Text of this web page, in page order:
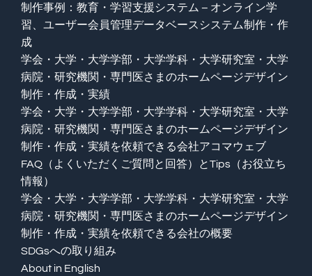
制作事例：教育・学習支援システム – オンライン学
習、ユーザー会員管理データベースシステム制作・作
成
学会・大学・大学学部・大学学科・大学研究室・大学
病院・研究機関・専門医さまのホームページデザイン
制作・作成・実績
学会・大学・大学学部・大学学科・大学研究室・大学
病院・研究機関・専門医さまのホームページデザイン
制作・作成・実績を依頼できる会社アコマウェブ
FAQ（よくいただくご質問と回答）とTips（お役立ち
情報）
学会・大学・大学学部・大学学科・大学研究室・大学
病院・研究機関・専門医さまのホームページデザイン
制作・作成・実績を依頼できる会社の概要
SDGsへの取り組み
About in English